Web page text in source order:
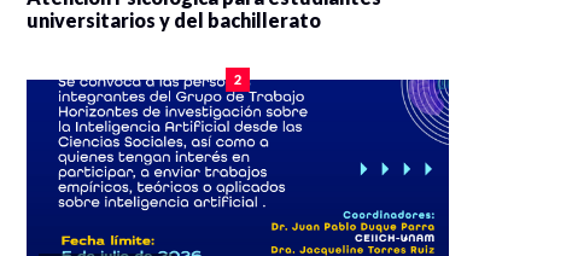
universitarios y del bachillerato
2